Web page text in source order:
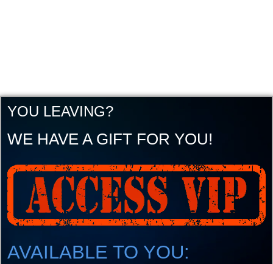
YOU LEAVING?
WE HAVE A GIFT FOR YOU!
AVAILABLE TO YOU: